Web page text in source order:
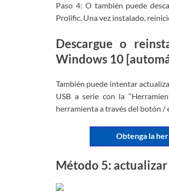
Paso 4: O también puede
Prolific. Una vez instalado,
Descargue o
Windows 10
También puede intentar
USB a serie con la
herramienta a través del botón /
Obtenga la
Método 5: